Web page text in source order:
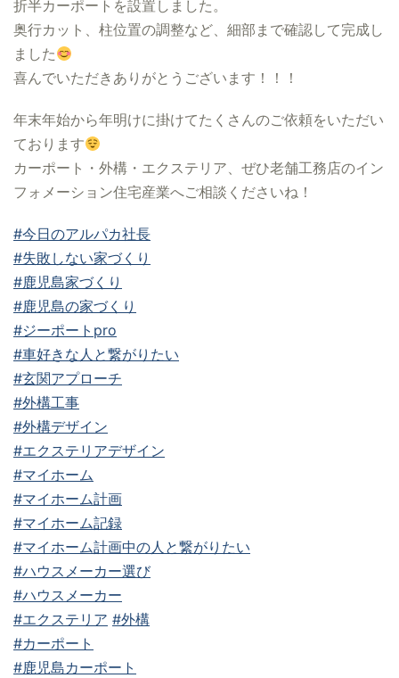
折半カーポートを設置しました。
奥行カット、柱位置の調整など、細部まで確認して完成し
ました
喜んでいただきありがとうございます！！！
年末年始から年明けに掛けてたくさんのご依頼をいただい
ております
カーポート・外構・エクステリア、ぜひ老舗工務店のイン
フォメーション住宅産業へご相談くださいね！
#今日のアルパカ社長
#失敗しない家づくり
#鹿児島家づくり
#鹿児島の家づくり
#ジーポートpro
#車好きな人と繋がりたい
#玄関アプローチ
#外構工事
#外構デザイン
#エクステリアデザイン
#マイホーム
#マイホーム計画
#マイホーム記録
#マイホーム計画中の人と繋がりたい
#ハウスメーカー選び
#ハウスメーカー
#エクステリア #外構
#カーポート
#鹿児島カーポート